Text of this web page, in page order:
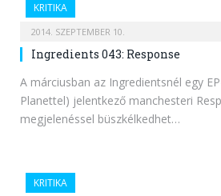
KRITIKA
2014. SZEPTEMBER 10.
Ingredients 043: Response
A márciusban az Ingredientsnél egy
Planettel) jelentkező manchesteri
megjelenéssel büszkélkedhet…
KRITIKA